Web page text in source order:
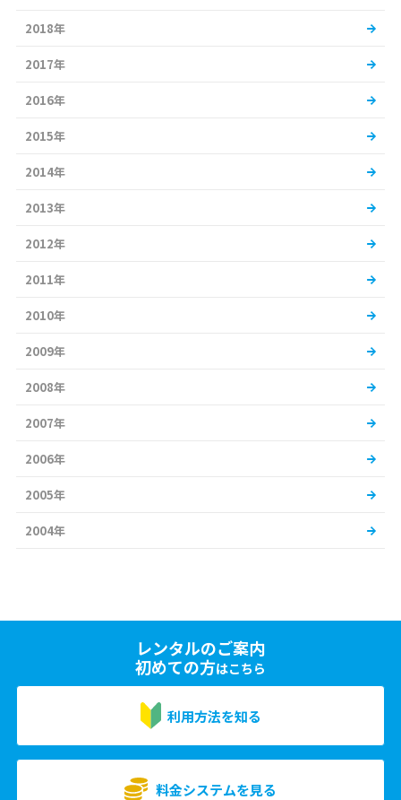
2018年
2017年
2016年
2015年
2014年
2013年
2012年
2011年
2010年
2009年
2008年
2007年
2006年
2005年
2004年
レンタルのご案内
初めての方はこちら
利用方法を知る
料金システムを見る